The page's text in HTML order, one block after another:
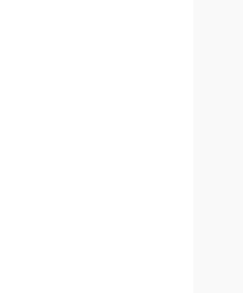
Entrez la description du